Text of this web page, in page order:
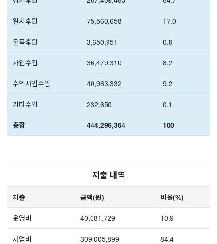
일시후원 75,560,658 17.0
물품후원 3,650,951 0.8
사업수입 36,479,310 8.2
수익사업수입 40,963,332 9.2
기타수입 232,650 0.1
총합 444,296,364 100
지출 내역
지출 금액(원) 비율(%)
운영비 40,081,729 10.9
사업비 309,005,899 84.4